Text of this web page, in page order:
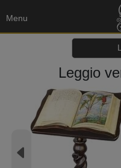
Menu
Leggio